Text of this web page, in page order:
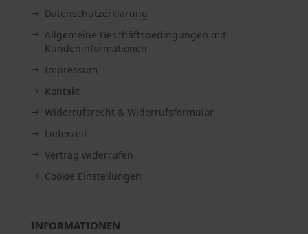
Datenschutzerklärung
Allgemeine Geschäftsbedingungen mit
Kundeninformationen
Impressum
Kontakt
Widerrufsrecht & Widerrufsformular
Lieferzeit
Vertrag widerrufen
Cookie Einstellungen
INFORMATIONEN